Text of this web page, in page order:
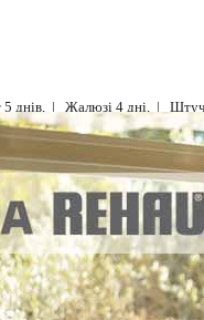
5 днів, | Жалюзі 4 дні, |
днів, | Ціни на вікна, | Ціни
| Детальніше...